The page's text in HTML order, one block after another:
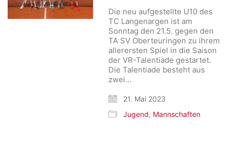
Die neu aufgestellte U10 des
TC Langenargen ist am
Sonntag den 21.5. gegen den
TA SV Oberteuringen zu ihrem
allerersten Spiel in die Saison
der VR-Talentiade gestartet.
Die Talentiade besteht aus
zwei…
21. Mai 2023
Jugend, Mannschaften